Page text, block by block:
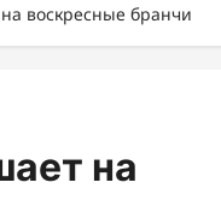
воскресные бранчи
на